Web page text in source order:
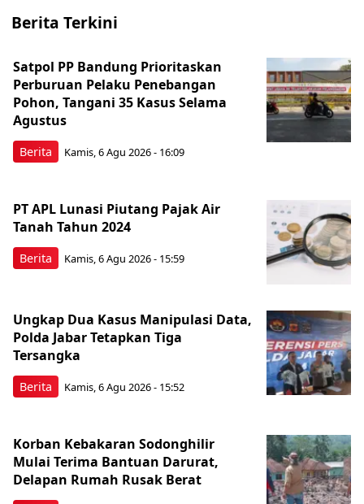
Berita Terkini
Berita
Satpol PP Bandung Prioritaskan
Perburuan Pelaku Penebangan
Pohon, Tangani 35 Kasus Selama
Agustus
Kamis, 6 Agu 2026 - 16:09
Berita
PT APL Lunasi Piutang Pajak Air
Tanah Tahun 2024
Kamis, 6 Agu 2026 - 15:59
Berita
Ungkap Dua Kasus Manipulasi Data,
Polda Jabar Tetapkan Tiga
Tersangka
Kamis, 6 Agu 2026 - 15:52
Korban Kebakaran Sodonghilir
Mulai Terima Bantuan Darurat,
Delapan Rumah Rusak Berat